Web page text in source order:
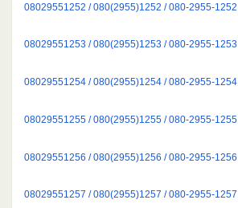
08029551252 / 080(2955)1252 / 080-2955-1252
08029551253 / 080(2955)1253 / 080-2955-1253
08029551254 / 080(2955)1254 / 080-2955-1254
08029551255 / 080(2955)1255 / 080-2955-1255
08029551256 / 080(2955)1256 / 080-2955-1256
08029551257 / 080(2955)1257 / 080-2955-1257